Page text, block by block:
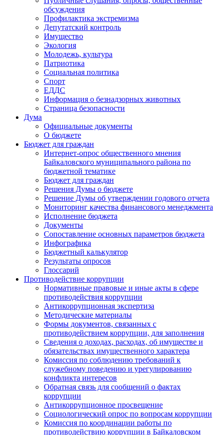
обсуждения
Профилактика экстремизма
Депутатский контроль
Имущество
Экология
Молодежь, культура
Патриотика
Социальная политика
Спорт
ЕДДС
Информация о безнадзорных животных
Страница безопасности
Дума
Официальные документы
О бюджете
Бюджет для граждан
Интернет-опрос общественного мнения
Байкаловского муниципального района по
бюджетной тематике
Бюджет для граждан
Решения Думы о бюджете
Решение Думы об утверждении годового отчета
Мониторинг качества финансового менеджмента
Исполнение бюджета
Документы
Сопоставление основных параметров бюджета
Инфографика
Бюджетный калькулятор
Результаты опросов
Глоссарий
Противодействие коррупции
Нормативные правовые и иные акты в сфере
противодействия коррупции
Антикоррупционная экспертиза
Методические материалы
Формы документов, связанных с
противодействием коррупции, для заполнения
Сведения о доходах, расходах, об имуществе и
обязательствах имущественного характера
Комиссия по соблюдению требований к
служебному поведению и урегулированию
конфликта интересов
Обратная связь для сообщений о фактах
коррупции
Антикоррупционное просвещение
Социологический опрос по вопросам коррупции
Комиссия по координации работы по
противодействию коррупции в Байкаловском